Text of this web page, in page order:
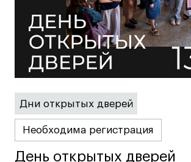
Britanka New Creatives
Fashion Summer
Проект с Microsoft
Подобрать программу
Дни открытых дверей
Необходима регистрация
День открытых дверей
День открытых дверей